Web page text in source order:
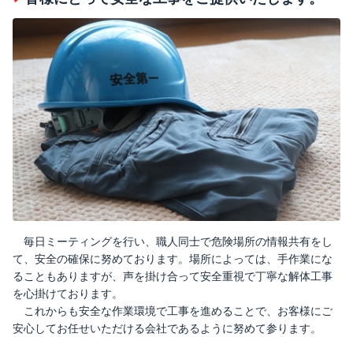
毎日ミーティングを行い、職人同士で危険場所の情報共有をし
て、安全の確保に努めております。場所によっては、手作業にな
ることもありますが、声を掛け合って安全重視で丁寧な解体工事
を心掛けております。
これからも安全な作業環境で工事を進めることで、お客様にご
安心してお任せいただける会社であるように努めて参ります。